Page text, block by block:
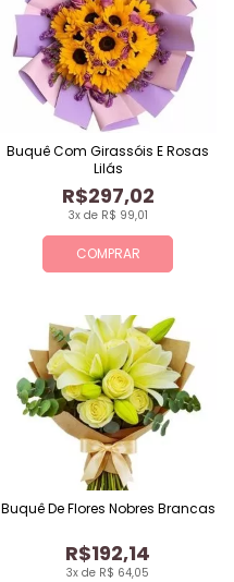
COMPRAR
3x de R$ 99,01
R$297,02
Buquê Com Girassóis E Rosas
Lilás
3x de R$ 64,05
R$192,14
Buquê De Flores Nobres Brancas